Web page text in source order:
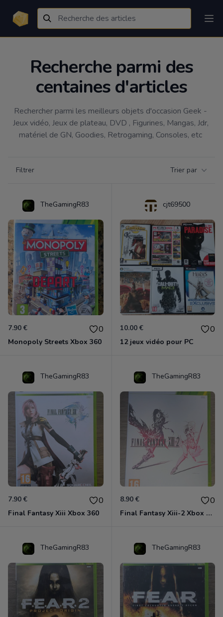
Recherche parmi des
centaines d'articles
Rechercher parmi les meilleurs objets d'occasion Geek -
Jeux vidéo, Jeux de plateau, DVD , Figurines, Mangas, Jdr,
matériel de GN, Goodies, Retrogaming, Consoles, etc
Filtrer Trier par
TheGamingR83
7.90 € 0
Monopoly Streets Xbox 360
cjt69500
10.00 € 0
12 jeux vidéo pour PC
TheGamingR83
7.90 € 0
Final Fantasy Xiii Xbox 360
TheGamingR83
8.90 € 0
Final Fantasy Xiii-2 Xbox 360
TheGamingR83 TheGamingR83